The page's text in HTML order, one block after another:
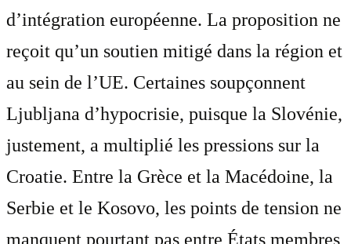
d’intégration européenne. La proposition ne
reçoit qu’un soutien mitigé dans la région et
au sein de l’UE. Certaines soupçonnent
Ljubljana d’hypocrisie, puisque la Slovénie,
justement, a multiplié les pressions sur la
Croatie. Entre la Grèce et la Macédoine, la
Serbie et le Kosovo, les points de tension ne
manquent pourtant pas entre États membres